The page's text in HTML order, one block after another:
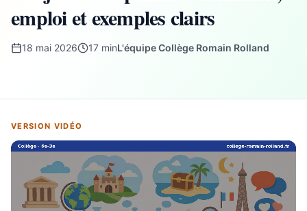
emploi et exemples clairs
18 mai 2026 17 minL'équipe Collège Romain Rolland
VERSION VIDÉO